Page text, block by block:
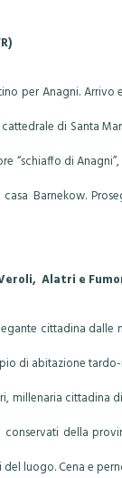
per Anagni.
di Santa
“schiaffo di
Barnekow.
Alatri e
cittadina
di abitazione
millenaria cittadina
della
luogo. Cena e